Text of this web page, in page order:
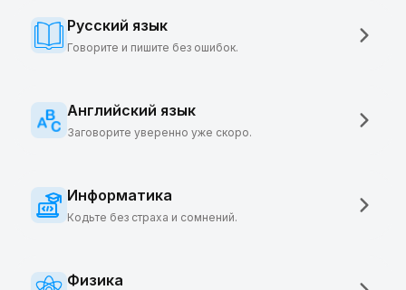
Русский язык
Говорите и пишите без ошибок.
Английский язык
Заговорите уверенно уже скоро.
Информатика
Кодьте без страха и сомнений.
Физика